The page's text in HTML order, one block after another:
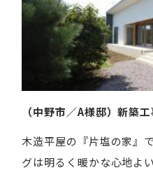
（中野市／A様邸）新築工
木造平屋の『片塩の家』
グは明るく暖かな心地よ